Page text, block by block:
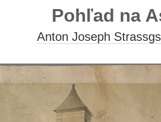
Pohľad na
Anton Joseph